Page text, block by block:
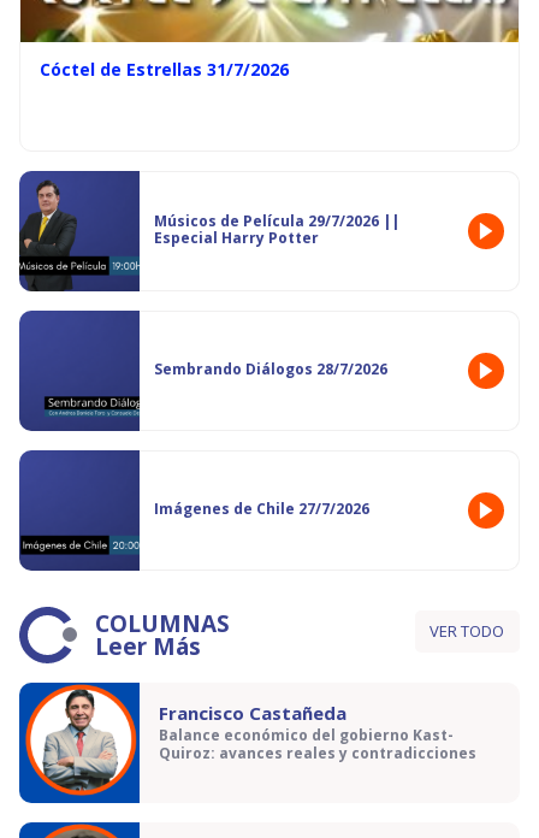
Cóctel de Estrellas 31/7/2026
Músicos de Película 29/7/2026 ||
Especial Harry Potter
Sembrando Diálogos 28/7/2026
Imágenes de Chile 27/7/2026
COLUMNAS
Leer Más VER TODO
Francisco Castañeda
Balance económico del gobierno Kast-
Quiroz: avances reales y contradicciones